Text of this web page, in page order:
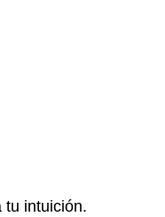
tu intuición.